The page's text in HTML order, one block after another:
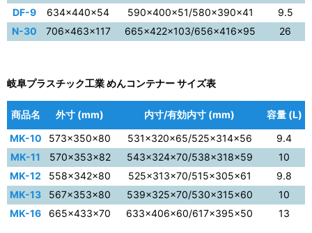
DF-9
634×440×54 590×400×51/580×390×41
9.5
N-30
706×463×117 665×422×103/656×416×95 26
岐阜プラスチック工業 めんコンテナー サイズ表
商品名 外寸 (mm) 内寸/有効内寸 (mm)
容量 (L)
MK-10
573×350×80 531×320×65/525×314×56
9.4
MK-11
570×353×82 543×324×70/538×318×59
10
MK-12
558×342×80 525×313×70/515×305×61
9.8
MK-13
567×353×80 539×325×70/530×315×60
10
MK-16
665×433×70 633×406×60/617×395×50 13